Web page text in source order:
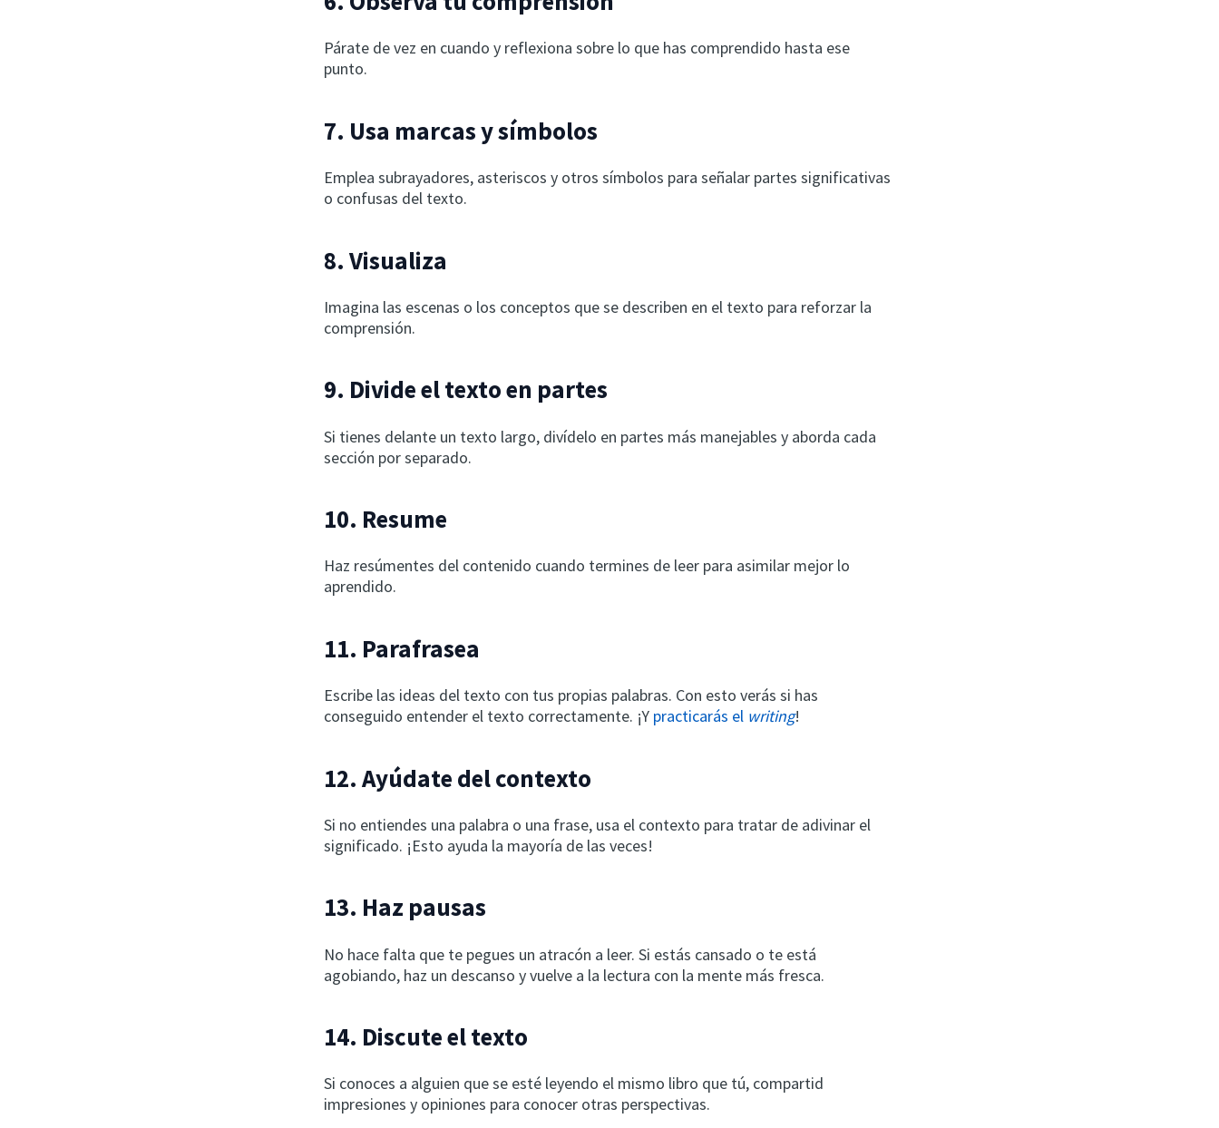
Párate de vez en cuando y reflexiona sobre lo que has comprendido hasta ese
punto.
7. Usa marcas y símbolos
Emplea subrayadores, asteriscos y otros símbolos para señalar partes significativas
o confusas del texto.
8. Visualiza
Imagina las escenas o los conceptos que se describen en el texto para reforzar la
comprensión.
9. Divide el texto en partes
Si tienes delante un texto largo, divídelo en partes más manejables y aborda cada
sección por separado.
10. Resume
Haz resúmentes del contenido cuando termines de leer para asimilar mejor lo
aprendido.
11. Parafrasea
Escribe las ideas del texto con tus propias palabras. Con esto verás si has
conseguido entender el texto correctamente. ¡Y practicarás el writing!
12. Ayúdate del contexto
Si no entiendes una palabra o una frase, usa el contexto para tratar de adivinar el
significado. ¡Esto ayuda la mayoría de las veces!
13. Haz pausas
No hace falta que te pegues un atracón a leer. Si estás cansado o te está
agobiando, haz un descanso y vuelve a la lectura con la mente más fresca.
14. Discute el texto
Si conoces a alguien que se esté leyendo el mismo libro que tú, compartid
impresiones y opiniones para conocer otras perspectivas.